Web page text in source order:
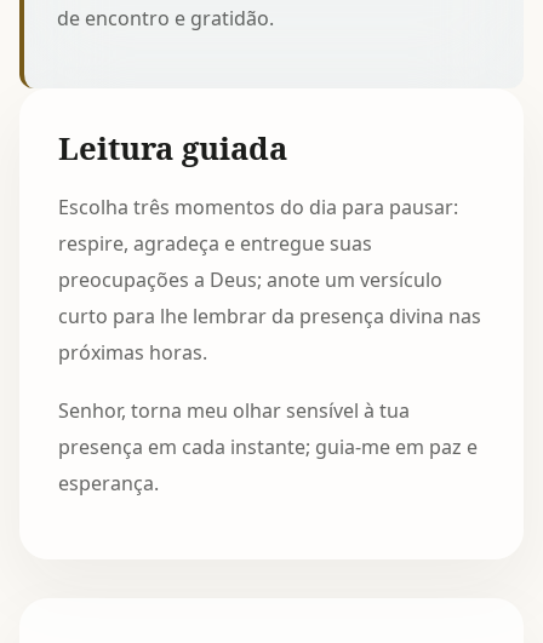
de encontro e gratidão.
Leitura guiada
Escolha três momentos do dia para pausar:
respire, agradeça e entregue suas
preocupações a Deus; anote um versículo
curto para lhe lembrar da presença divina nas
próximas horas.
Senhor, torna meu olhar sensível à tua
presença em cada instante; guia-me em paz e
esperança.